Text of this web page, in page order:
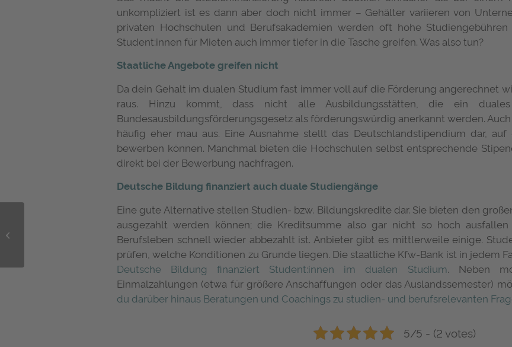
unkompliziert ist es dann aber doch nicht immer – Gehälter variieren von
privaten Hochschulen und Berufsakademien werden oft hohe
Student:innen für Mieten auch immer tiefer in die Tasche greifen. Was also tun?
Staatliche Angebote greifen nicht
Da dein Gehalt im dualen Studium fast immer voll auf die Förderung angerechnet
raus. Hinzu kommt, dass nicht alle Ausbildungsstätten, die ein
Bundesausbildungsförderungsgesetz als förderungswürdig anerkannt werden.
häufig eher mau aus. Eine Ausnahme stellt das Deutschlandstipendium dar,
bewerben können. Manchmal bieten die Hochschulen selbst entsprechende
direkt bei der Bewerbung nachfragen.
Deutsche Bildung finanziert auch duale Studiengänge
Eine gute Alternative stellen Studien- bzw. Bildungskredite dar. Sie bieten den
ausgezahlt werden können; die Kreditsumme also gar nicht so hoch
Berufsleben schnell wieder abbezahlt ist. Anbieter gibt es mittlerweile einige.
prüfen, welche Konditionen zu Grunde liegen. Die staatliche Kfw-Bank ist in jedem
Deutsche Bildung finanziert Student:innen im dualen Studium. Neben
Einmalzahlungen (etwa für größere Anschaffungen oder das Auslandssemester)
du darüber hinaus Beratungen und Coachings zu studien- und berufsrelevanten
5/5 - (2 votes)